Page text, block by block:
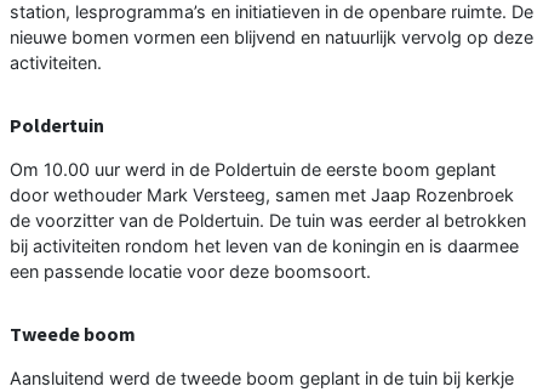
station, lesprogramma’s en initiatieven in de openbare ruimte. De
nieuwe bomen vormen een blijvend en natuurlijk vervolg op deze
activiteiten.
Poldertuin
Om 10.00 uur werd in de Poldertuin de eerste boom geplant
door wethouder Mark Versteeg, samen met Jaap Rozenbroek
de voorzitter van de Poldertuin. De tuin was eerder al betrokken
bij activiteiten rondom het leven van de koningin en is daarmee
een passende locatie voor deze boomsoort.
Tweede boom
Aansluitend werd de tweede boom geplant in de tuin bij kerkje